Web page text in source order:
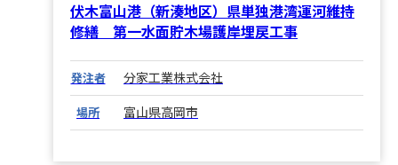
伏木富山港（新湊地区）県単独港湾運河維持
修繕 第一水面貯木場護岸埋戻工事
発注者 分家工業株式会社
場所 富山県高岡市